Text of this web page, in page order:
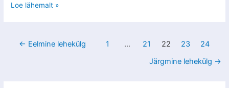
Loe lähemalt »
← Eelmine lehekülg 1 … 21 22 23
24
Järgmine lehekülg →